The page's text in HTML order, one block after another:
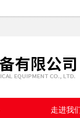
走进我